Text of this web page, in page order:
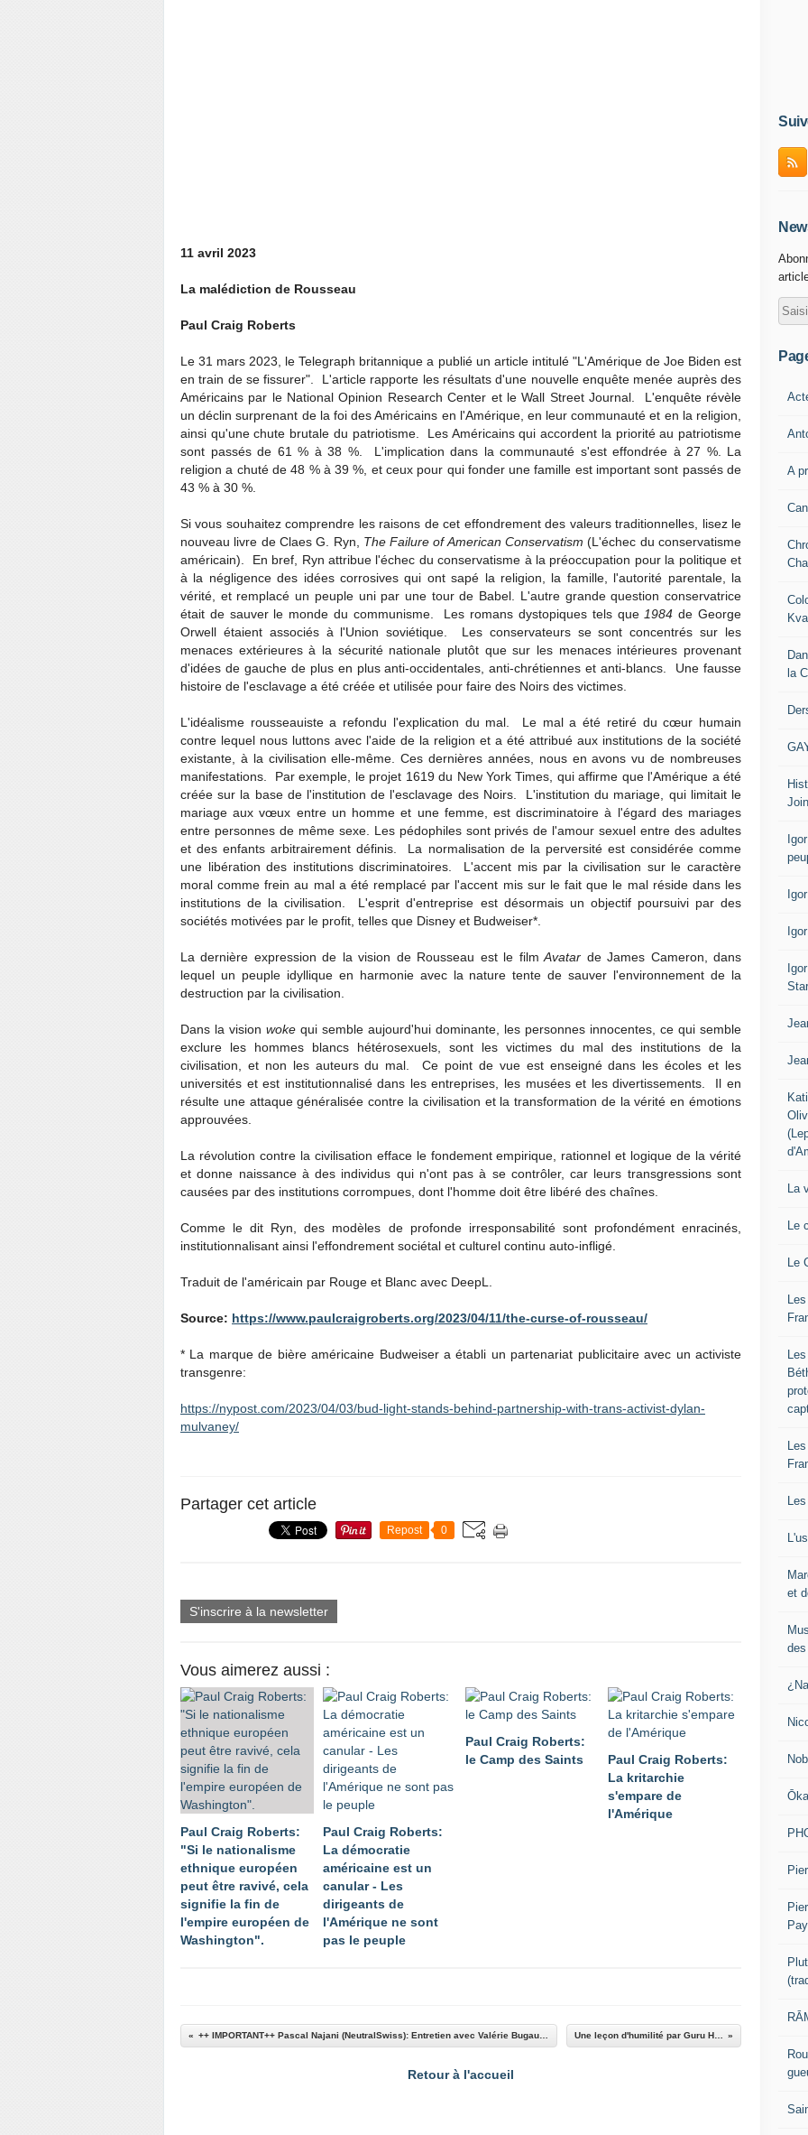
11 avril 2023
La malédiction de Rousseau
Paul Craig Roberts
Le 31 mars 2023, le Telegraph britannique a publié un article intitulé "L'Amérique de Joe Biden est
en train de se fissurer". L'article rapporte les résultats d'une nouvelle enquête menée auprès des
Américains par le National Opinion Research Center et le Wall Street Journal. L'enquête révèle
un déclin surprenant de la foi des Américains en l'Amérique, en leur communauté et en la religion,
ainsi qu'une chute brutale du patriotisme. Les Américains qui accordent la priorité au patriotisme
sont passés de 61 % à 38 %. L'implication dans la communauté s'est effondrée à 27 %. La
religion a chuté de 48 % à 39 %, et ceux pour qui fonder une famille est important sont passés de
43 % à 30 %.
Si vous souhaitez comprendre les raisons de cet effondrement des valeurs traditionnelles, lisez le
nouveau livre de Claes G. Ryn, The Failure of American Conservatism (L'échec du conservatisme
américain). En bref, Ryn attribue l'échec du conservatisme à la préoccupation pour la politique et
à la négligence des idées corrosives qui ont sapé la religion, la famille, l'autorité parentale, la
vérité, et remplacé un peuple uni par une tour de Babel. L'autre grande question conservatrice
était de sauver le monde du communisme. Les romans dystopiques tels que 1984de George
Orwell étaient associés à l'Union soviétique. Les conservateurs se sont concentrés sur les
menaces extérieures à la sécurité nationale plutôt que sur les menaces intérieures provenant
d'idées de gauche de plus en plus anti-occidentales, anti-chrétiennes et anti-blancs. Une fausse
histoire de l'esclavage a été créée et utilisée pour faire des Noirs des victimes.
L'idéalisme rousseauiste a refondu l'explication du mal. Le mal a été retiré du cœur humain
contre lequel nous luttons avec l'aide de la religion et a été attribué aux institutions de la société
existante, à la civilisation elle-même. Ces dernières années, nous en avons vu de nombreuses
manifestations. Par exemple, le projet 1619 du New York Times, qui affirme que l'Amérique a été
créée sur la base de l'institution de l'esclavage des Noirs. L'institution du mariage, qui limitait le
mariage aux vœux entre un homme et une femme, est discriminatoire à l'égard des mariages
entre personnes de même sexe. Les pédophiles sont privés de l'amour sexuel entre des adultes
et des enfants arbitrairement définis. La normalisation de la perversité est considérée comme
une libération des institutions discriminatoires. L'accent mis par la civilisation sur le caractère
moral comme frein au mal a été remplacé par l'accent mis sur le fait que le mal réside dans les
institutions de la civilisation. L'esprit d'entreprise est désormais un objectif poursuivi par des
sociétés motivées par le profit, telles que Disney et Budweiser*.
La dernière expression de la vision de Rousseau est le film Avatar de James Cameron, dans
lequel un peuple idyllique en harmonie avec la nature tente de sauver l'environnement de la
destruction par la civilisation.
Dans la vision woke qui semble aujourd'hui dominante, les personnes innocentes, ce qui semble
exclure les hommes blancs hétérosexuels, sont les victimes du mal des institutions de la
civilisation, et non les auteurs du mal. Ce point de vue est enseigné dans les écoles et les
universités et est institutionnalisé dans les entreprises, les musées et les divertissements. Il en
résulte une attaque généralisée contre la civilisation et la transformation de la vérité en émotions
approuvées.
La révolution contre la civilisation efface le fondement empirique, rationnel et logique de la vérité
et donne naissance à des individus qui n'ont pas à se contrôler, car leurs transgressions sont
causées par des institutions corrompues, dont l'homme doit être libéré des chaînes.
Comme le dit Ryn, des modèles de profonde irresponsabilité sont profondément enracinés,
institutionnalisant ainsi l'effondrement sociétal et culturel continu auto-infligé.
Traduit de l'américain par Rouge et Blanc avec DeepL.
Source: https://www.paulcraigroberts.org/2023/04/11/the-curse-of-rousseau/
* La marque de bière américaine Budweiser a établi un partenariat publicitaire avec un activiste
transgenre:
https://nypost.com/2023/04/03/bud-light-stands-behind-partnership-with-trans-activist-dylan-
mulvaney/
Partager cet article
Repost 0
S'inscrire à la newsletter
Vous aimerez aussi :
Paul Craig Roberts:
"Si le nationalisme
ethnique européen
peut être ravivé, cela
signifie la fin de
l'empire européen de
Washington".
Paul Craig Roberts:
La démocratie
américaine est un
canular - Les
dirigeants de
l'Amérique ne sont
pas le peuple
Paul Craig Roberts:
le Camp des Saints
Paul Craig Roberts:
La kritarchie
s'empare de
l'Amérique
Une leçon d'humilité par Guru Har Krishan
Retour à l'accueil
A
la
La
Le
Le
et
des